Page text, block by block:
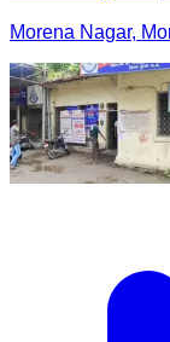
Morena Nagar,